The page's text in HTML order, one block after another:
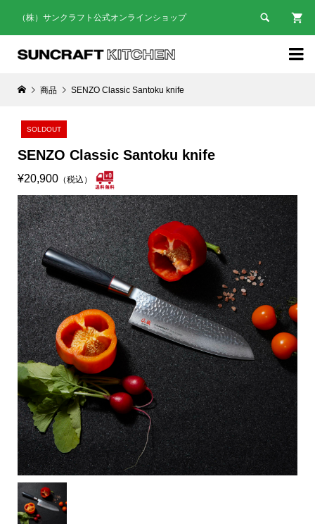
（株）サンクラフト公式オンラインショップ 

商品 SENZO Classic Santoku knife
SOLDOUT
SENZO Classic Santoku knife
¥20,900（税込）